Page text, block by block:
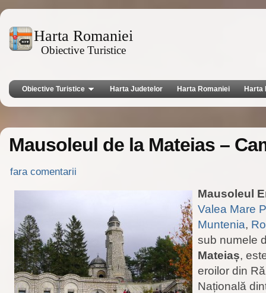
Harta Romaniei
Obiective Turistice
Obiective Turistice Harta Judetelor Harta Romaniei Harta
Mausoleul de la Mateias –
fara comentarii
Mausoleul
Valea Mare
Muntenia,
sub numele
Mateiaș,
eroilor din
Națională